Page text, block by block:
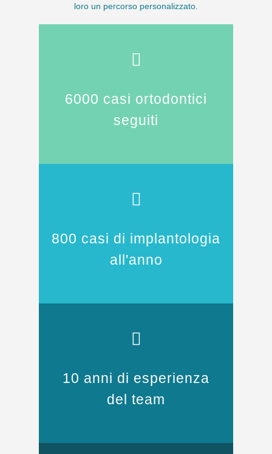
loro un percorso personalizzato.
6000 casi ortodontici
seguiti
800 casi di implantologia
all'anno
10 anni di esperienza
del team